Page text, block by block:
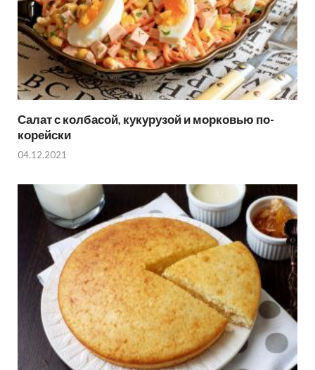
Салат с колбасой, кукурузой и морковью по-
корейски
04.12.2021